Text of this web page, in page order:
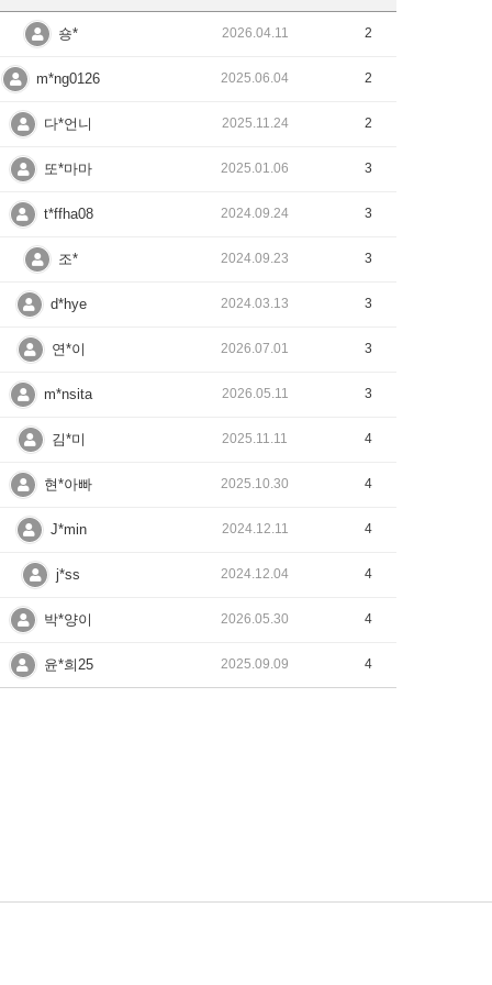
숑* 2026.04.11 2
m*ng0126 2025.06.04 2
다*언니 2025.11.24 2
또*마마 2025.01.06 3
t*ffha08 2024.09.24 3
조* 2024.09.23 3
d*hye 2024.03.13 3
연*이 2026.07.01 3
m*nsita 2026.05.11 3
김*미 2025.11.11 4
현*아빠 2025.10.30 4
J*min 2024.12.11 4
j*ss 2024.12.04 4
박*양이 2026.05.30 4
윤*희25 2025.09.09 4